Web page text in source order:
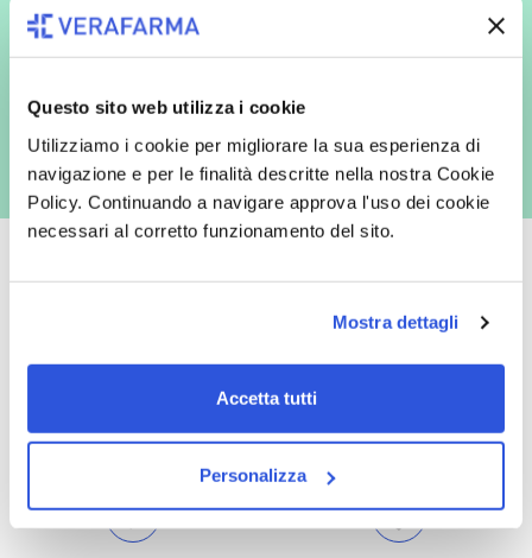
Questo sito web utilizza i cookie
Utilizziamo i cookie per migliorare la sua esperienza di
navigazione e per le finalità descritte nella nostra Cookie
Policy. Continuando a navigare approva l'uso dei cookie
necessari al corretto funzionamento del sito.
Mostra dettagli
Accetta tutti
Personalizza
espressamente al trattamento dei miei dati personali per finalità
commerciali da parte di Verafarma, tra cui invio di comunicazioni
marketing (con modalità telematiche - quali ad es. newsletter ed e-mail
Catalogo prodotti ampio e completo
Spedizione gratuita
Con un acquisto minimo di 29.90 €
Spedizioni in tutta Europa a 20€.